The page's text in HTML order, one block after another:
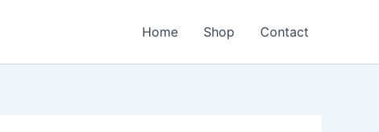
Home Shop Сontact